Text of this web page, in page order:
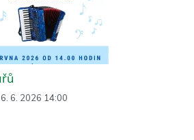
6. 6. 2026 14:00